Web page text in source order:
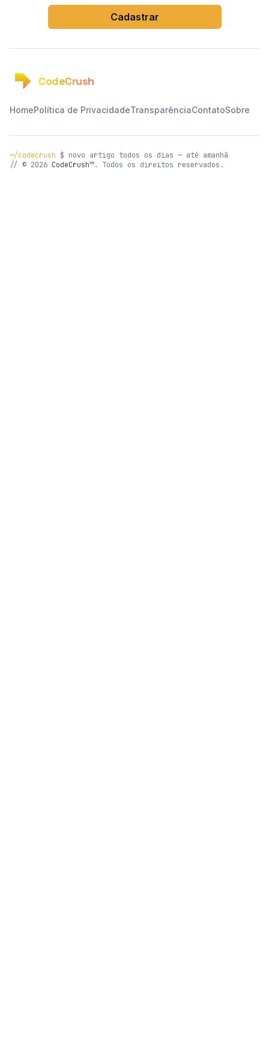
Cadastrar
CodeCrush
HomePolítica de PrivacidadeTransparênciaContatoSobre
~/codecrush $ novo artigo todos os dias — até amanhã
// © 2026 CodeCrush™. Todos os direitos reservados.